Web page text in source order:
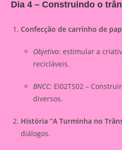
Dia 4 – Construindo o
Confecção de carrinho de
Objetivo: estimular a
recicláveis.
BNCC: EI02TS02 –
diversos.
História “A Turminha no
diálogos.